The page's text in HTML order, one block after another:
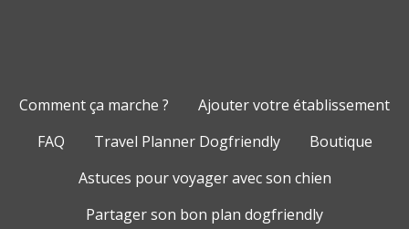
Comment ça marche ?
Ajouter votre établissement
FAQ
Travel Planner Dogfriendly
Boutique
Astuces pour voyager avec son chien
Partager son bon plan dogfriendly